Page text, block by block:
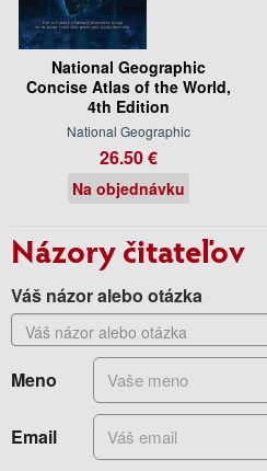
National Geographic
Concise Atlas of the World,
4th Edition
National Geographic
26.50 €
Na objednávku
Názory čitateľov
Váš názor alebo otázka
Meno
Email